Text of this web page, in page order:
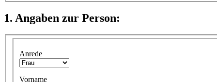
1. Angaben zur Person:
Anrede
Vorname